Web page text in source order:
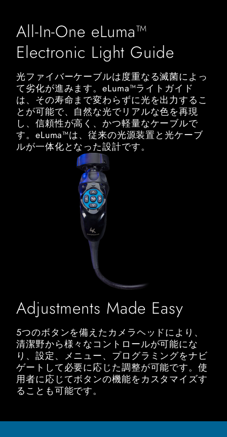
All-In-One eLuma™
Electronic Light Guide
光ファイバーケーブルは度重なる滅菌によっ
て劣化が進みます。eLuma™ライトガイド
は、その寿命まで変わらずに光を出力するこ
とが可能で、自然な光でリアルな色を再現
し、信頼性が高く、かつ軽量なケーブルで
す。eLuma™は、従来の光源装置と光ケーブ
ルが一体化となった設計です。
Adjustments Made Easy
5つのボタンを備えたカメラヘッドにより、
清潔野から様々なコントロールが可能にな
り、設定、メニュー、プログラミングをナビ
ゲートして必要に応じた調整が可能です。使
用者に応じてボタンの機能をカスタマイズす
ることも可能です。